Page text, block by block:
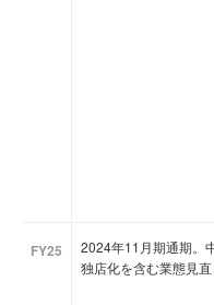
FY25
2024年11月期通期。
独店化を含む業態見